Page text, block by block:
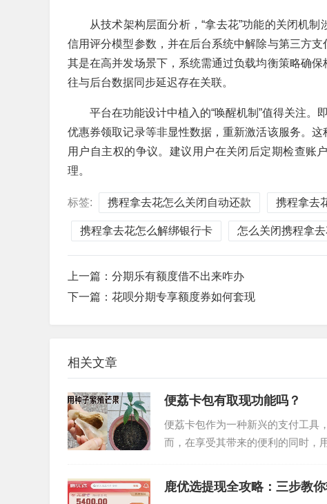
从技术架构层面分析，“拿去花”功能的关闭机
信用评分模型参数，并在后台系统中解除与第三方
其是在高并发场景下，系统需通过负载均衡策略确
往与后台数据同步延迟存在关联。
平台在功能设计中植入的“唤醒机制”值得关注。
优惠券领取记录等非显性数据，重新激活该服务。
用户自主权的争议。建议用户在关闭后定期检查账
理。
标签: 携程拿去花怎么关闭自动还款 携程拿去
携程拿去花怎么解绑银行卡 怎么关闭携程拿
上一篇： 分期乐有额度借不出来咋办
下一篇： 花呗分期专享额度券如何套现
相关文章
便荔卡包有取现功能吗？
便荔卡包作为一种新兴的支付工具
而，在享受其带来的便利的同时，
鹿优选提现全攻略：三步教